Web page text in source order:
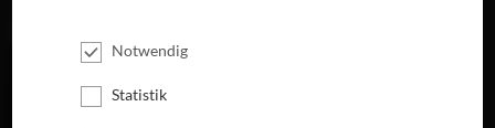
Notwendig
Statistik